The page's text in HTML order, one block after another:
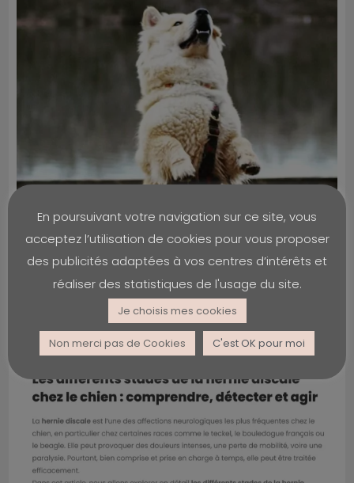
En poursuivant votre navigation sur ce site, vous
acceptez l’utilisation de cookies pour vous proposer
des publicités adaptées à vos centres d’intérêts et
réaliser des statistiques de l'usage du site.
Je choisis mes cookies
Non merci pas de Cookies C'est OK pour moi